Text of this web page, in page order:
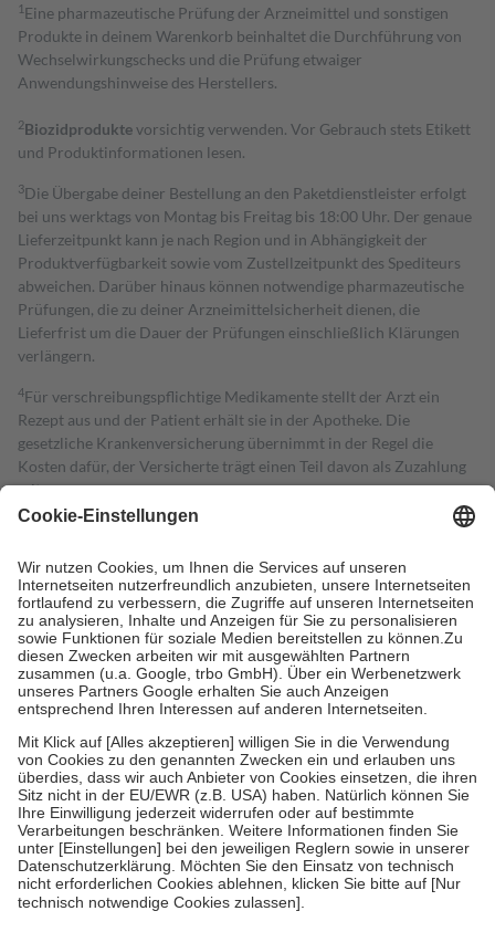
1 Eine pharmazeutische Prüfung der Arzneimittel und sonstigen
Produkte in deinem Warenkorb beinhaltet die Durchführung von
Wechselwirkungschecks und die Prüfung etwaiger
Anwendungshinweise des Herstellers.
2Biozidproduktevorsichtig verwenden. Vor Gebrauch stets Etikett
und Produktinformationen lesen.
3Die Übergabe deiner Bestellung an den Paketdienstleister erfolgt
bei uns werktags von Montag bis Freitag bis 18:00 Uhr. Der genaue
Lieferzeitpunkt kann je nach Region und in Abhängigkeit der
Produktverfügbarkeit sowie vom Zustellzeitpunkt des Spediteurs
abweichen. Darüber hinaus können notwendige pharmazeutische
Prüfungen, die zu deiner Arzneimittelsicherheit dienen, die
Lieferfrist um die Dauer der Prüfungen einschließlich Klärungen
verlängern.
4Für verschreibungspflichtige Medikamente stellt der Arzt ein
Rezept aus und der Patient erhält sie in der Apotheke. Die
gesetzliche Krankenversicherung übernimmt in der Regel die
Kosten dafür, der Versicherte trägt einen Teil davon als Zuzahlung
mit.
Grundsätzlich leisten Mitglieder Zuzahlungen in Höhe von zehn
höchstens zehn Euro.
Es sind jedoch nie mehr als die tatsächlichen
Kosten der Leistung zu entrichten.
Diese Regeln gelten grundsätzlich auch für Online-Apotheken.
Bei Heilmitteln und häuslicher Krankenpflege beträgt die
Zuzahlung zehn Prozent der Kosten sowie zehn Euro je
Verordnung.
Um das Engagement der Versicherten für ihre eigene Gesundheit zu
stärken und die besondere Stellung der Familie zu unterstützen,
fallenkeine Zuzahlungenan bei:
• Kindern und Jugendlichen bis zum vollendeten 18. Lebensjahr
mit Ausnahme der Fahrkosten
• Untersuchungen zur Vorsorge und Früherkennung, die von der
GKV getragen werden
• empfohlenen Schutzimpfungen
• Harn- und Blutteststreifen